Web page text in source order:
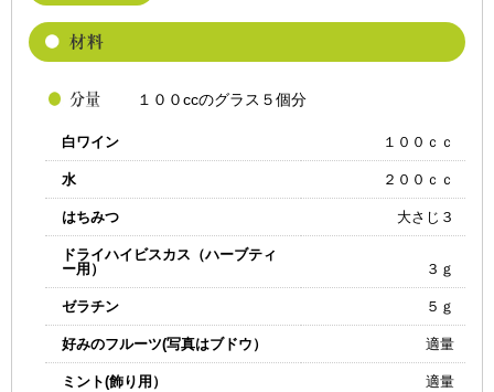
１００ccのグラス５個分
白ワイン １００ｃｃ
水 ２００ｃｃ
はちみつ 大さじ３
ドライハイビスカス（ハーブティ
ー用）
３ｇ
ゼラチン ５ｇ
好みのフルーツ(写真はブドウ） 適量
ミント(飾り用） 適量